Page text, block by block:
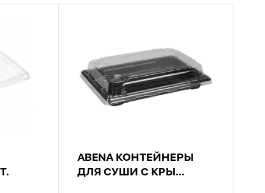
ABENA КОНТЕЙНЕРЫ
ДЛЯ СУШИ С КРЫ...